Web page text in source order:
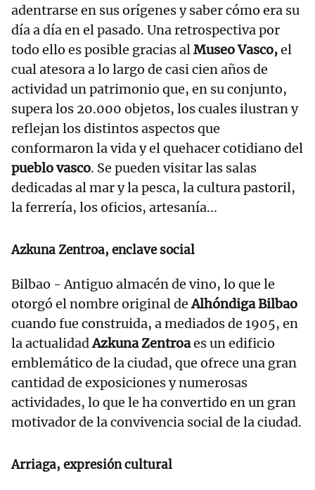
adentrarse en sus orígenes y saber cómo era su
día a día en el pasado. Una retrospectiva por
todo ello es posible gracias alMuseo Vasco,el
cual atesora a lo largo de casi cien años de
actividad un patrimonio que, en su conjunto,
supera los 20.000 objetos, los cuales ilustran y
reflejan los distintos aspectos que
conformaron la vida y el quehacer cotidiano del
pueblo vasco. Se pueden visitar las salas
dedicadas al mar y la pesca, la cultura pastoril,
la ferrería, los oficios, artesanía...
Azkuna Zentroa, enclave social
Bilbao - Antiguo almacén de vino, lo que le
otorgó el nombre original deAlhóndiga Bilbao
cuando fue construida, a mediados de 1905, en
la actualidadAzkuna Zentroaes un edificio
emblemático de la ciudad, que ofrece una gran
cantidad de exposiciones y numerosas
actividades, lo que le ha convertido en un gran
motivador de la convivencia social de la ciudad.
Arriaga, expresión cultural